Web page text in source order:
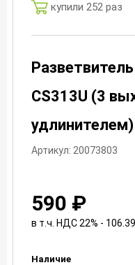
купили 252 раз
CS313U (3
удлинителем)
Артикул: 20073803
590 ₽
в т.ч. НДС 22% - 106.39
Наличие